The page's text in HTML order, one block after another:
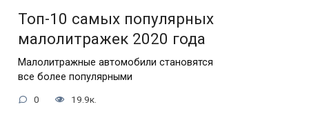
Топ-10 самых популярных
малолитражек 2020 года
Малолитражные автомобили становятся
все более популярными
0 19.9к.